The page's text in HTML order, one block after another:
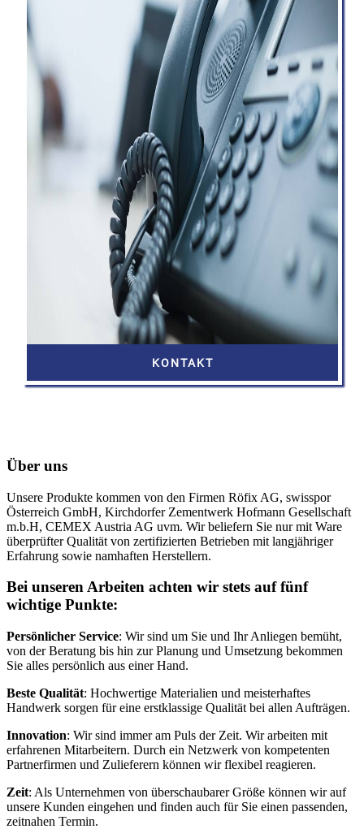
KONTAKT
Über uns
Unsere Produkte kommen von den Firmen Röfix AG, swisspor
Österreich GmbH, Kirchdorfer Zementwerk Hofmann Gesellschaft
m.b.H, CEMEX Austria AG uvm. Wir beliefern Sie nur mit Ware
überprüfter Qualität von zertifizierten Betrieben mit langjähriger
Erfahrung sowie namhaften Herstellern.
Bei unseren Arbeiten achten wir stets auf fünf
wichtige Punkte:
Persönlicher Service: Wir sind um Sie und Ihr Anliegen bemüht,
von der Beratung bis hin zur Planung und Umsetzung bekommen
Sie alles persönlich aus einer Hand.
Beste Qualität: Hochwertige Materialien und meisterhaftes
Handwerk sorgen für eine erstklassige Qualität bei allen Aufträgen.
Innovation: Wir sind immer am Puls der Zeit. Wir arbeiten mit
erfahrenen Mitarbeitern. Durch ein Netzwerk von kompetenten
Partnerfirmen und Zulieferern können wir flexibel reagieren.
Zeit: Als Unternehmen von überschaubarer Größe können wir auf
unsere Kunden eingehen und finden auch für Sie einen passenden,
zeitnahen Termin.